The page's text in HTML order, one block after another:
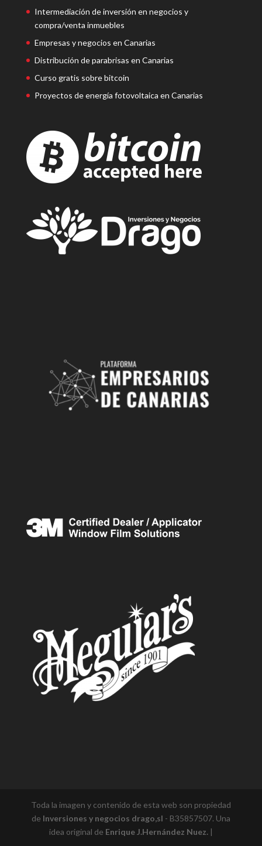
Intermediación de inversión en negocios y
compra/venta inmuebles
Empresas y negocios en Canarias
Distribución de parabrisas en Canarias
Curso gratis sobre bitcoin
Proyectos de energía fotovoltaica en Canarias
Toda la imagen y contenido de esta web son propiedad
de Inversiones y negocios drago,sl - B35857507. Una
idea original de Enrique J.Hernández Nuez.|